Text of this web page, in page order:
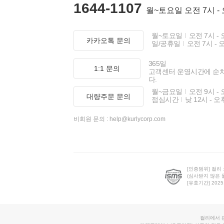
1644-1107 월~토요일 오전 7시 -
카카오톡 문의
월~토요일
오전 7시 -
일/공휴일
오전 7시 -
1:1 문의
365일
고객센터 운영시간에 순
다.
대량주문 문의
월~금요일
오전 9시 -
점심시간
낮 12시 - 오
비회원 문의 : help@kurlycorp.com
[인증범위] 컬리
(심사받지 않은
[유효기간]
컬리에서